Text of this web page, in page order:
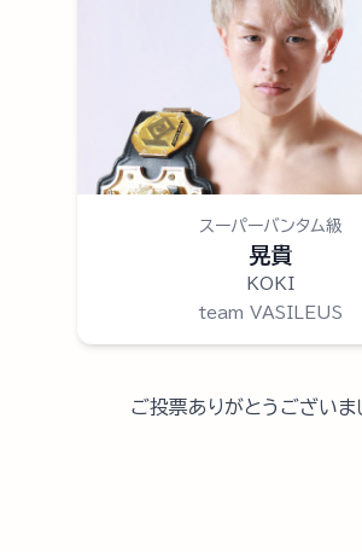
スーパーバンタム級
晃貴
KOKI
team VASILEUS
ご投票ありがとうございま